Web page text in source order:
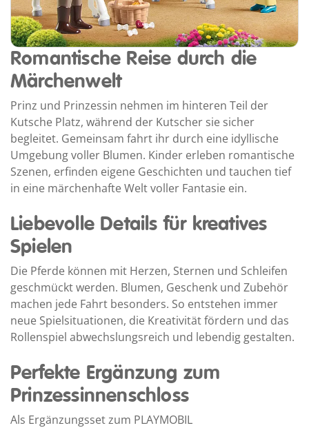
Romantische Reise durch die
Märchenwelt
Prinz und Prinzessin nehmen im hinteren Teil der
Kutsche Platz, während der Kutscher sie sicher
begleitet. Gemeinsam fahrt ihr durch eine idyllische
Umgebung voller Blumen. Kinder erleben romantische
Szenen, erfinden eigene Geschichten und tauchen tief
in eine märchenhafte Welt voller Fantasie ein.
Liebevolle Details für kreatives
Spielen
Die Pferde können mit Herzen, Sternen und Schleifen
geschmückt werden. Blumen, Geschenk und Zubehör
machen jede Fahrt besonders. So entstehen immer
neue Spielsituationen, die Kreativität fördern und das
Rollenspiel abwechslungsreich und lebendig gestalten.
Perfekte Ergänzung zum
Prinzessinnenschloss
Als Ergänzungsset zum PLAYMOBIL